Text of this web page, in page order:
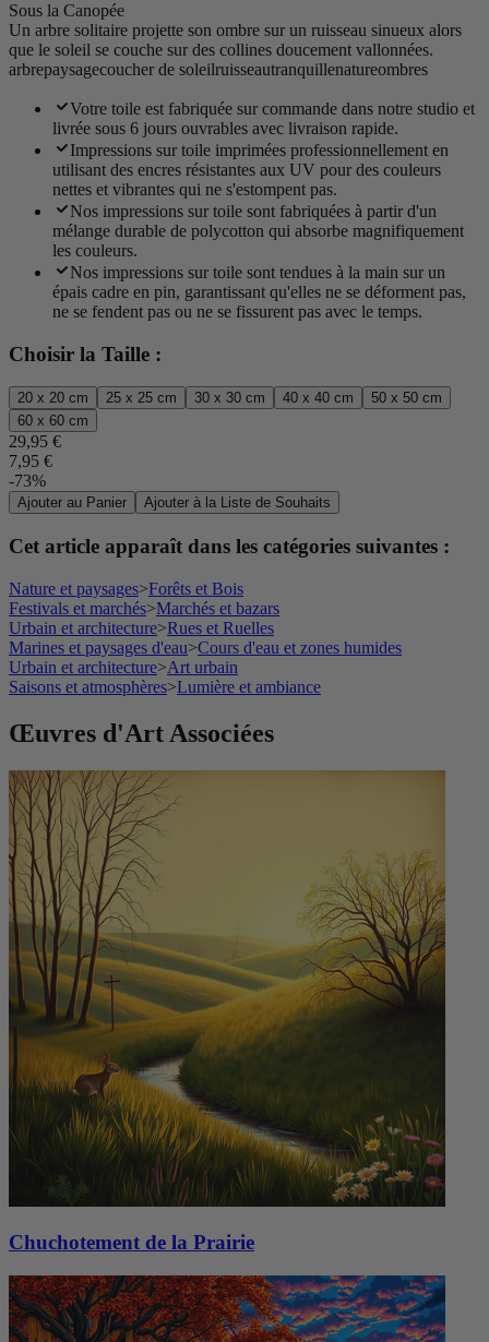
Sous la Canopée
Un arbre solitaire projette son ombre sur un ruisseau sinueux alors
que le soleil se couche sur des collines doucement vallonnées.
arbrepaysagecoucher de soleilruisseautranquillenatureombres
Votre toile est fabriquée sur commande dans notre studio et
livrée sous 6 jours ouvrables avec livraison rapide.
Impressions sur toile imprimées professionnellement en
utilisant des encres résistantes aux UV pour des couleurs
nettes et vibrantes qui ne s'estompent pas.
Nos impressions sur toile sont fabriquées à partir d'un
mélange durable de polycotton qui absorbe magnifiquement
les couleurs.
Nos impressions sur toile sont tendues à la main sur un
épais cadre en pin, garantissant qu'elles ne se déforment pas,
ne se fendent pas ou ne se fissurent pas avec le temps.
Choisir la Taille :
20 x 20 cm 25 x 25 cm 30 x 30 cm 40 x 40 cm
50 x 50 cm
60 x 60 cm
29,95 €
7,95 €
-73%
Ajouter au Panier Ajouter à la Liste de Souhaits
Cet article apparaît dans les catégories suivantes :
Nature et paysages>Forêts et Bois
Festivals et marchés>Marchés et bazars
Urbain et architecture>Rues et Ruelles
Marines et paysages d'eau>Cours d'eau et zones humides
Urbain et architecture>Art urbain
Saisons et atmosphères>Lumière et ambiance
Œuvres d'Art Associées
Chuchotement de la Prairie